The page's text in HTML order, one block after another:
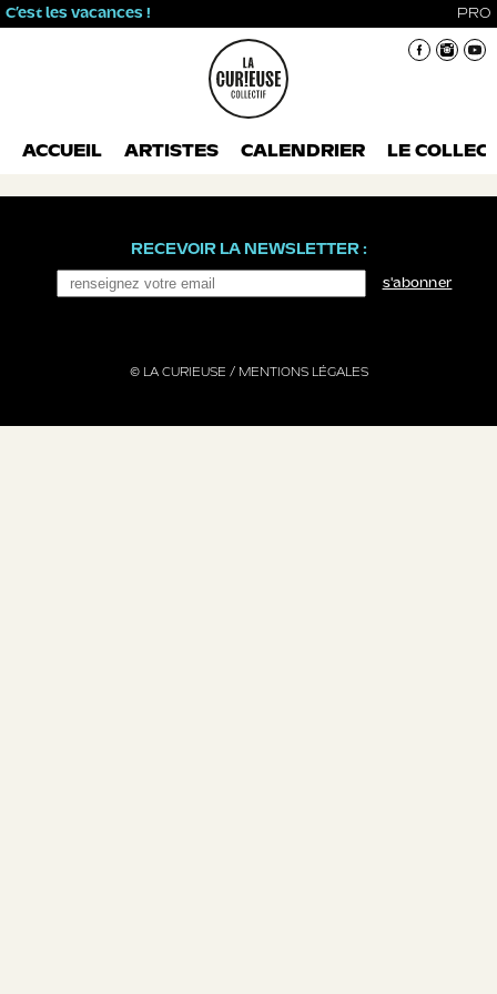
C’est les vacances ! PRO
ACCUEIL ARTISTES CALENDRIER LE
RECEVOIR LA NEWSLETTER :
s'abonner
© LA CURIEUSE / MENTIONS LÉGALES